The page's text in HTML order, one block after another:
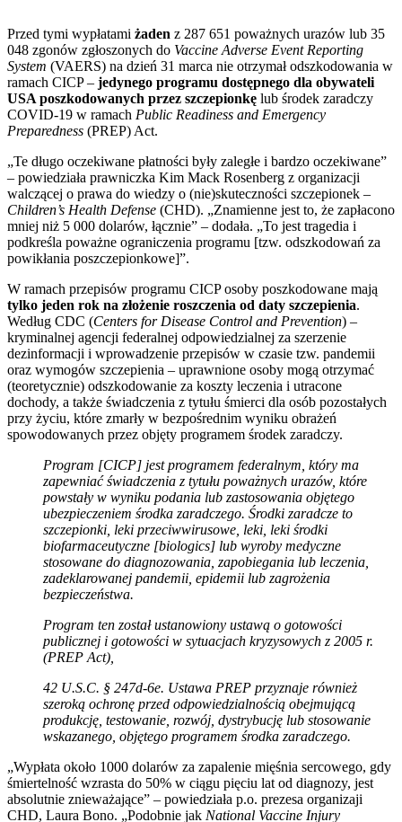
Przed tymi wypłatami żaden z 287 651 poważnych urazów lub 35
048 zgonów zgłoszonych do Vaccine Adverse Event Reporting
System (VAERS) na dzień 31 marca nie otrzymał odszkodowania w
ramach CICP – jedynego programu dostępnego dla obywateli
USA poszkodowanych przez szczepionkę lub środek zaradczy
COVID-19 w ramach Public Readiness and Emergency
Preparedness (PREP) Act.
„Te długo oczekiwane płatności były zaległe i bardzo oczekiwane”
– powiedziała prawniczka Kim Mack Rosenberg z organizacji
walczącej o prawa do wiedzy o (nie)skuteczności szczepionek –
Children’s Health Defense (CHD). „Znamienne jest to, że zapłacono
mniej niż 5 000 dolarów, łącznie” – dodała. „To jest tragedia i
podkreśla poważne ograniczenia programu [tzw. odszkodowań za
powikłania poszczepionkowe]”.
W ramach przepisów programu CICP osoby poszkodowane mają
tylko jeden rok na złożenie roszczenia od daty szczepienia.
Według CDC (Centers for Disease Control and Prevention) –
kryminalnej agencji federalnej odpowiedzialnej za szerzenie
dezinformacji i wprowadzenie przepisów w czasie tzw. pandemii
oraz wymogów szczepienia – uprawnione osoby mogą otrzymać
(teoretycznie) odszkodowanie za koszty leczenia i utracone
dochody, a także świadczenia z tytułu śmierci dla osób pozostałych
przy życiu, które zmarły w bezpośrednim wyniku obrażeń
spowodowanych przez objęty programem środek zaradczy.
Program [CICP] jest programem federalnym, który ma
zapewniać świadczenia z tytułu poważnych urazów, które
powstały w wyniku podania lub zastosowania objętego
ubezpieczeniem środka zaradczego. Środki zaradcze to
szczepionki, leki przeciwwirusowe, leki, leki środki
biofarmaceutyczne [biologics] lub wyroby medyczne
stosowane do diagnozowania, zapobiegania lub leczenia,
zadeklarowanej pandemii, epidemii lub zagrożenia
bezpieczeństwa.
Program ten został ustanowiony ustawą o gotowości
publicznej i gotowości w sytuacjach kryzysowych z 2005 r.
(PREP Act),
42 U.S.C. § 247d-6e. Ustawa PREP przyznaje również
szeroką ochronę przed odpowiedzialnością obejmującą
produkcję, testowanie, rozwój, dystrybucję lub stosowanie
wskazanego, objętego programem środka zaradczego.
„Wypłata około 1000 dolarów za zapalenie mięśnia sercowego, gdy
śmiertelność wzrasta do 50% w ciągu pięciu lat od diagnozy, jest
absolutnie znieważające” – powiedziała p.o. prezesa organizaji
CHD, Laura Bono. „Podobnie jak National Vaccine Injury